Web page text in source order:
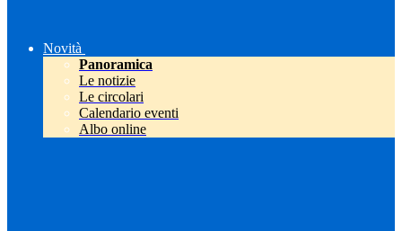
Novità
Panoramica
Le notizie
Le circolari
Calendario eventi
Albo online